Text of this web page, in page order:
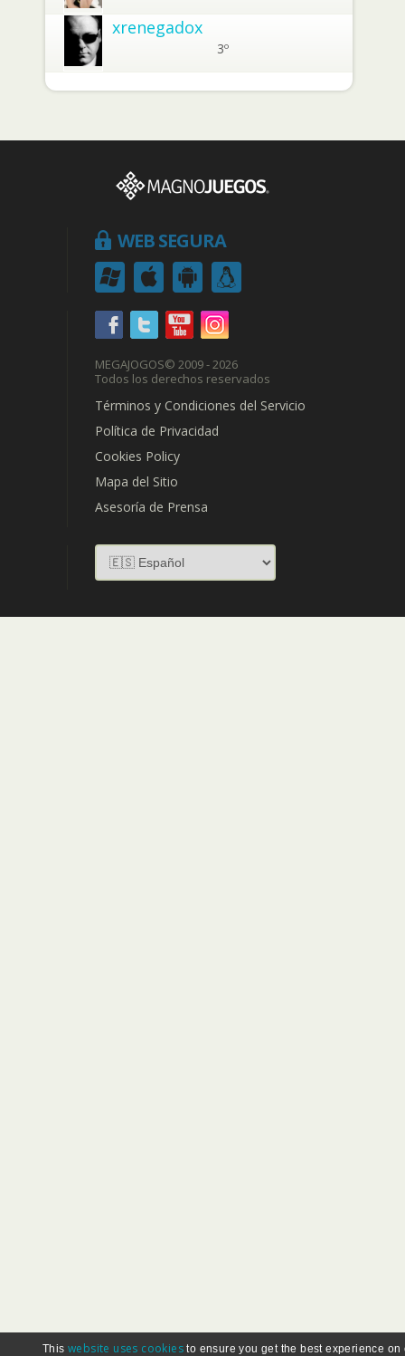
xrenegadox
3º
WEB SEGURA
MEGAJOGOS© 2009 - 2026
Todos los derechos reservados
Términos y Condiciones del Servicio
Política de Privacidad
Cookies Policy
Mapa del Sitio
Asesoría de Prensa
This website uses cookies to ensure you get the best experience on